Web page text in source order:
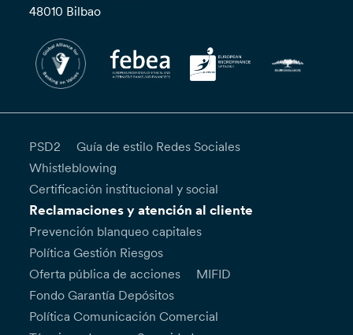
48010 Bilbao
PSD2
Guía de estilo Redes Sociales
Whistleblowing
Certificación institucional y social
Reclamaciones y atención al cliente
Prevención blanqueo capitales
Política Gestión Riesgos
Oferta pública de acciones
MIFID
Fondo Garantía Depósitos
Política Comunicación Comercial